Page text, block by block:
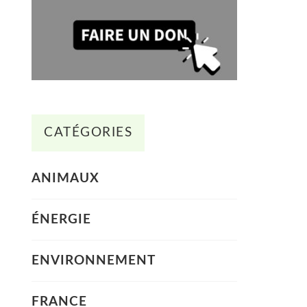
CATÉGORIES
ANIMAUX
ÉNERGIE
ENVIRONNEMENT
FRANCE